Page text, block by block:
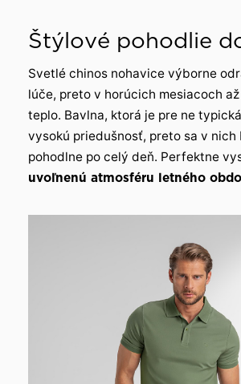
Štýlové pohodlie
Svetlé chinos nohavice výborne
lúče, preto v horúcich mesiacoch
teplo. Bavlna, ktorá je pre ne
vysokú priedušnosť, preto sa v
pohodlne po celý deň. Perfektne
uvoľnenú atmosféru letného